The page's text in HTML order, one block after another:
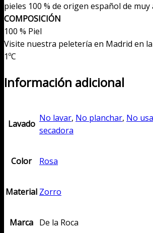
pieles 100 % de origen español de muy
COMPOSICIÓN
100 % Piel
Visite nuestra peletería en Madrid en
1ºC
Información adicional
Lavado
No lavar, No planchar, No
secadora
Color Rosa
Material Zorro
Marca De la Roca